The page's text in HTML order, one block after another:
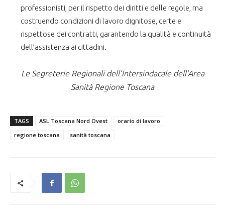
professionisti, per il rispetto dei diritti e delle regole, ma
costruendo condizioni di lavoro dignitose, certe e
rispettose dei contratti, garantendo la qualità e continuità
dell’assistenza ai cittadini.
Le Segreterie Regionali dell’Intersindacale dell’Area
Sanità Regione Toscana
TAGS ASL Toscana Nord Ovest
orario di lavoro
regione toscana
sanità toscana